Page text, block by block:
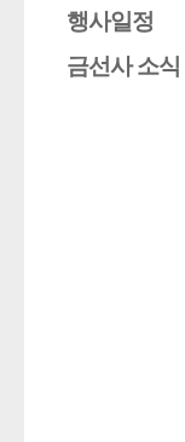
행사일정
금선사 소식